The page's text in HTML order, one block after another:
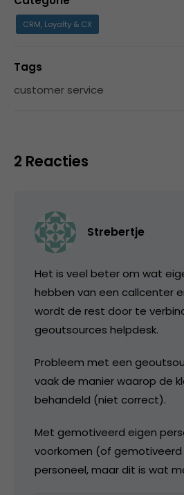
CRM, Loyalty & CX
Tags
customer service
2 Reacties
Strebertje
Het is veel beter om wat
hebben van een callcenter
wordt de rest door te
geoutsources helpdesk.
Probleem met een
vaak de manier waarop de
behandeld (niet correct).
Met gemotiveerd eigen
voorkomen (of
personeel, maar dit is wat